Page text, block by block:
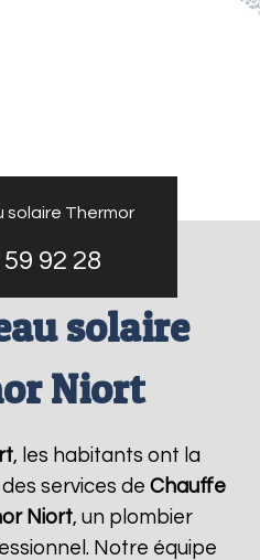
solaire Thermor
92 28
solaire
Niort
, les habitants ont la
services de Chauffe
Niort, un plombier
Notre équipe